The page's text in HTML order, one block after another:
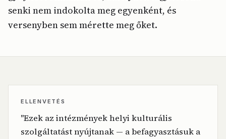
senki nem indokolta meg egyenként, és
versenyben sem mérette meg őket.
ELLENVETÉS
"Ezek az intézmények helyi kulturális
szolgáltatást nyújtanak — a befagyasztásuk a